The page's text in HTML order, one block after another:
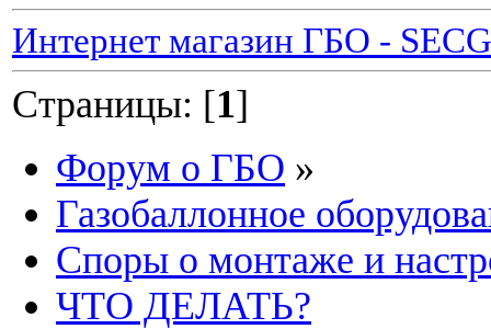
Интернет магазин ГБО -
Страницы: [1]
Форум о ГБО »
Газобаллонное
Споры о монтаже и
ЧТО ДЕЛАТЬ?